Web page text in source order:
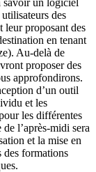
des
leur proposant des
en tenant
Au-delà de
proposer des
approfondirons.
d’un outil
et les
les différentes
l’après-midi sera
et la mise en
des formations